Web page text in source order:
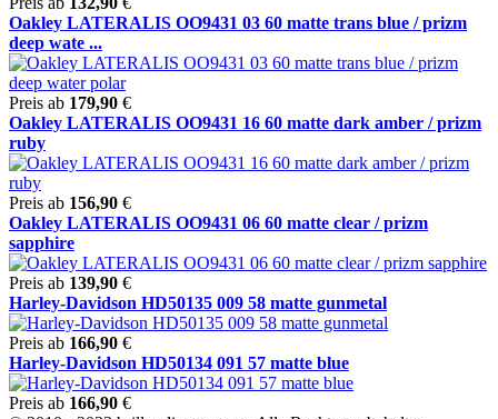
Oakley LATERALIS OO9431 03 60 matte trans blue / prizm
deep wate ...
Preis ab 179,90 €
Oakley LATERALIS OO9431 16 60 matte dark amber / prizm
ruby
Preis ab 156,90 €
Oakley LATERALIS OO9431 06 60 matte clear / prizm
sapphire
Preis ab 139,90 €
Harley-Davidson HD50135 009 58 matte gunmetal
Preis ab 166,90 €
Harley-Davidson HD50134 091 57 matte blue
Preis ab 166,90 €